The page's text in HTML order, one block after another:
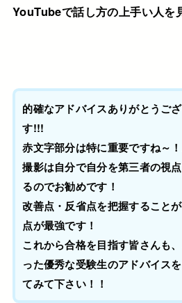
YouTubeで話し方の上手い人を
的確なアドバイスありがとうご
す!!!
赤文字部分は特に重要ですね～
撮影は自分で自分を第三者の視
るのでお勧めです！
改善点・反省点を把握すること
点が最強です！
これから合格を目指す皆さんも
った優秀な受験生のアドバイス
てみて下さい！！